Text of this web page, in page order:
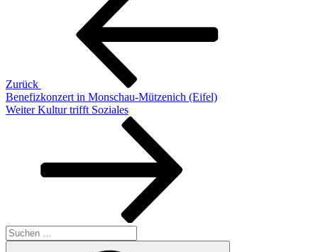
Zurück
Benefizkonzert in Monschau-Mützenich (Eifel)
Nächster
Weiter Kultur trifft Soziales
Suchen
nach: